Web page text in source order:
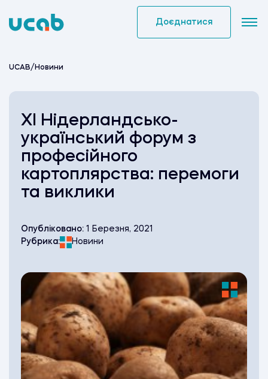
to
Доєднатися
UCAB/ Новини
XI Нідерландсько-
український форум з
професійного
картоплярства: перемоги
та виклики
Опубліковано: 1 Березня, 2021
Рубрика:
Новини